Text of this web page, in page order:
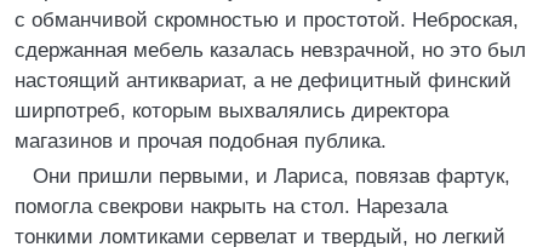
с обманчивой скромностью и простотой. Неброская,
сдержанная мебель казалась невзрачной, но это был
настоящий антиквариат, а не дефицитный финский
ширпотреб, которым выхвалялись директора
магазинов и прочая подобная публика.
Они пришли первыми, и Лариса, повязав фартук,
помогла свекрови накрыть на стол. Нарезала
тонкими ломтиками сервелат и твердый, но легкий